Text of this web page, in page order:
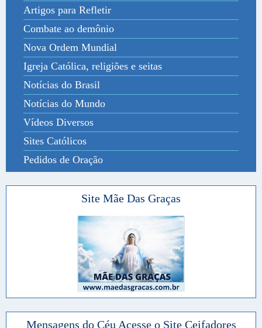
Artigos para Refletir
Combate ao demônio
Nova Ordem Mundial
Igreja Católica, religiões e seitas
Notícias do Brasil
Notícias do Mundo
Vídeos Diversos
Sites Católicos
Pedidos de Oração
Site Mãe Das Graças
Mensagens do Céu Acesse o Site Ceifadores